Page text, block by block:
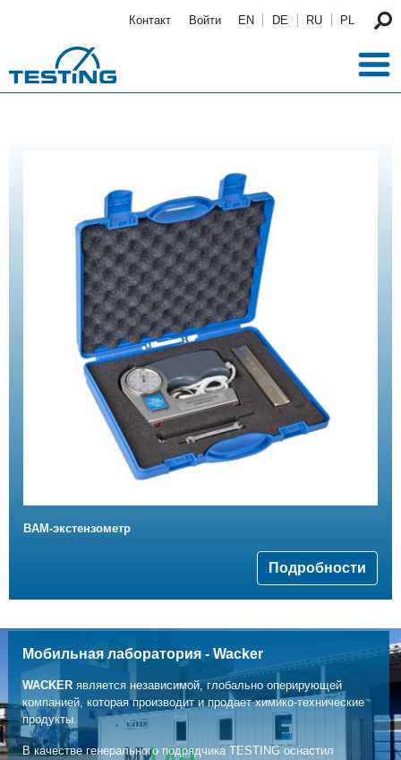
Контакт Войти EN DE RU PL
BAM-экстензометр
Подробности
Мобильная лаборатория - Wacker
WACKERявляется независимой, глобально оперирующей
компанией, которая производит и продает химико-технические
продукты.
В качестве генерального подрядчика TESTING оснастил